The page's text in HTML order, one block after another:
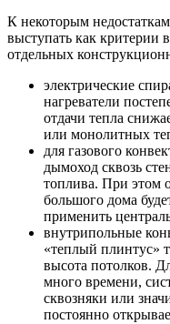
К некоторым
выступать как критерии
отдельных
электрические
нагреватели
отдачи тепла
или монолитных
для газового
дымоход сквозь
топлива. При этом
большого дома
применить
внутрипольные
«теплый плинтус»
высота потолков.
много времени,
сквозняки или
постоянно